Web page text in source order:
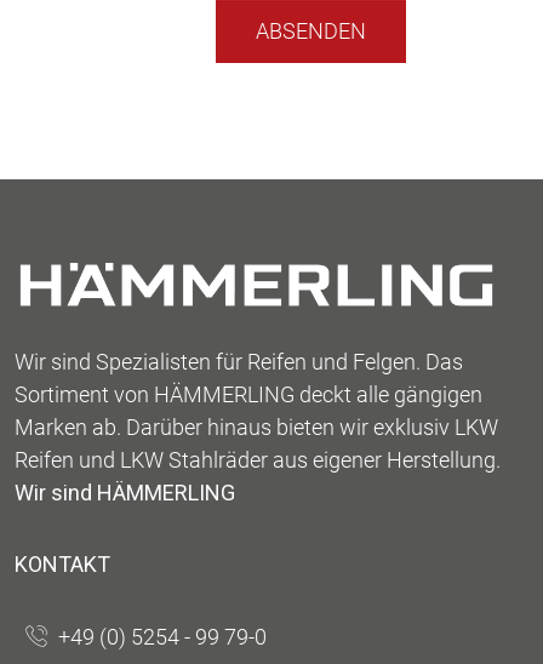
Wir sind Spezialisten für Reifen und Felgen. Das
Sortiment von HÄMMERLING deckt alle gängigen
Marken ab. Darüber hinaus bieten wir exklusiv LKW
Reifen und LKW Stahlräder aus eigener Herstellung.
Wir sind HÄMMERLING
KONTAKT
+49 (0) 5254 - 99 79-0